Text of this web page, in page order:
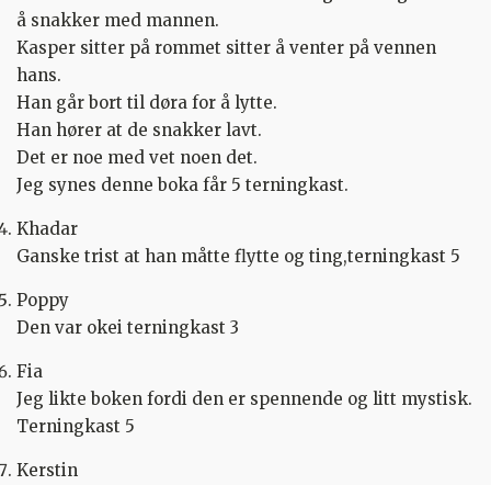
å snakker med mannen.
Kasper sitter på rommet sitter å venter på vennen
hans.
Han går bort til døra for å lytte.
Han hører at de snakker lavt.
Det er noe med vet noen det.
Jeg synes denne boka får 5 terningkast.
Khadar
Ganske trist at han måtte flytte og ting,terningkast 5
Poppy
Den var okei terningkast 3
Fia
Jeg likte boken fordi den er spennende og litt mystisk.
Terningkast 5
Kerstin